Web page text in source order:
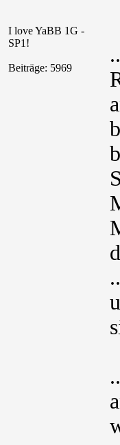
I love YaBB 1G -
SP1!
Beiträge: 5969